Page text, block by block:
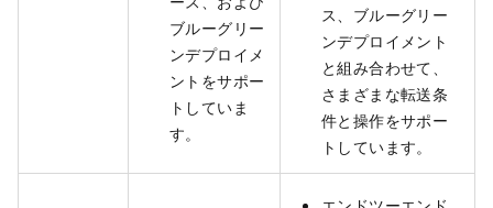
ブルーグリー
ンデプロイメ
ントをサポー
トしていま
す。
ス、ブルーグリー
ンデプロイメント
と組み合わせて、
さまざまな転送条
件と操作をサポー
トしています。